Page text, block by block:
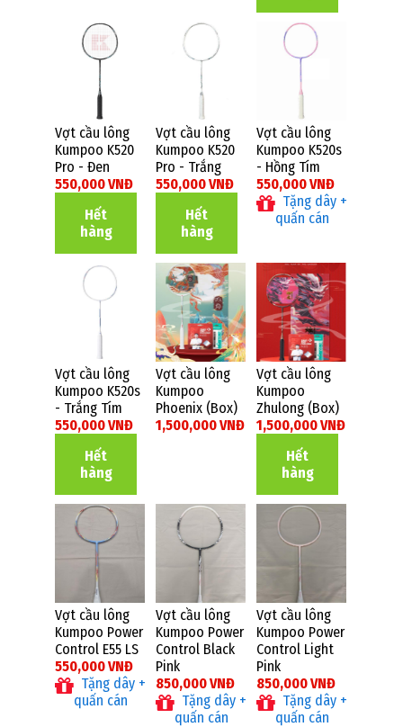
Vợt cầu lông
Kumpoo K520
Pro - Đen
550,000 VNĐ
Hết
hàng
Vợt cầu lông
Kumpoo K520
Pro - Trắng
550,000 VNĐ
Hết
hàng
Vợt cầu lông
Kumpoo K520s
- Hồng Tím
550,000 VNĐ
Tặng dây +
quấn cán
Vợt cầu lông
Kumpoo K520s
- Trắng Tím
550,000 VNĐ
Hết
hàng
Vợt cầu lông
Kumpoo
Phoenix (Box)
1,500,000 VNĐ
Vợt cầu lông
Kumpoo
Zhulong (Box)
1,500,000 VNĐ
Hết
hàng
Vợt cầu lông
Kumpoo Power
Control E55 LS
550,000 VNĐ
Tặng dây +
quấn cán
Vợt cầu lông
Kumpoo Power
Control Black
Pink
850,000 VNĐ
Tặng dây +
quấn cán
Vợt cầu lông
Kumpoo Power
Control Light
Pink
850,000 VNĐ
Tặng dây +
quấn cán